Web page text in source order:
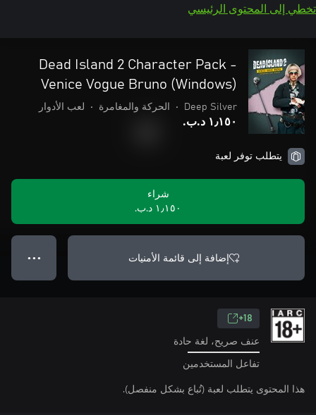
تخطي إلى المحتوى الرئيسي
Dead Island 2 Character Pack -
Venice Vogue Bruno (Windows)
Deep Silver
• الحركة والمغامرة • لعب الأدوار
١٫١٥٠ د.ب.‏
يتطلب توفر لعبة
شراء
١٫١٥٠ د.ب.‏
إضافة إلى قائمة الأمنيات ● ● ●
18+
عنف صريح، لغة حادة
تفاعل المستخدمين
هذا المحتوى يتطلب لعبة (تُباع بشكل منفصل).